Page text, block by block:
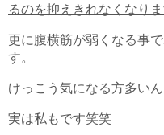
るのを抑えきれなくなりま
更に腹横筋が弱くなる事
す。
けっこう気になる方多い
実は私もです笑笑